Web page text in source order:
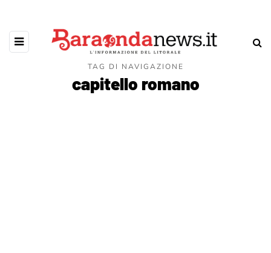
TAG DI NAVIGAZIONE
capitello romano